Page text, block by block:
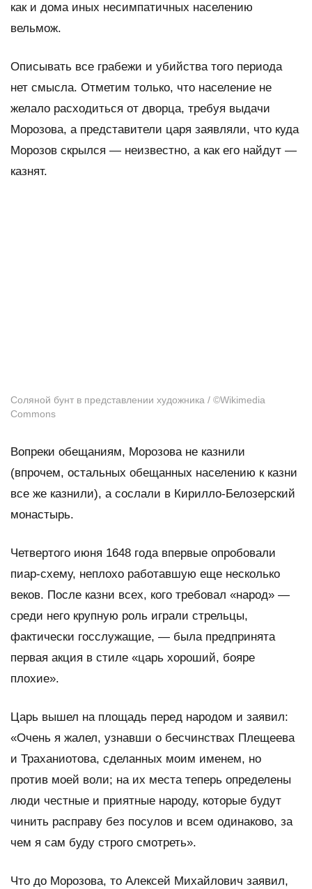
как и дома иных несимпатичных населению
вельмож.
Описывать все грабежи и убийства того периода
нет смысла. Отметим только, что население не
желало расходиться от дворца, требуя выдачи
Морозова, а представители царя заявляли, что куда
Морозов скрылся — неизвестно, а как его найдут —
казнят.
Соляной бунт в представлении художника / ©Wikimedia
Commons
Вопреки обещаниям, Морозова не казнили
(впрочем, остальных обещанных населению к казни
все же казнили), а сослали в Кирилло-Белозерский
монастырь.
Четвертого июня 1648 года впервые опробовали
пиар-схему, неплохо работавшую еще несколько
веков. После казни всех, кого требовал «народ» —
среди него крупную роль играли стрельцы,
фактически госслужащие, — была предпринята
первая акция в стиле «царь хороший, бояре
плохие».
Царь вышел на площадь перед народом и заявил:
«Очень я жалел, узнавши о бесчинствах Плещеева
и Траханиотова, сделанных моим именем, но
против моей воли; на их места теперь определены
люди честные и приятные народу, которые будут
чинить расправу без посулов и всем одинаково, за
чем я сам буду строго смотреть».
Что до Морозова, то Алексей Михайлович заявил,